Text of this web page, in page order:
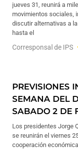
jueves 31, reunirá a
movimientos sociales,
discutir alternativas a
hasta el
Corresponsal de IPS
PREVISIONES
SEMANA DEL
SABADO 2 DE
Los presidentes Jorge
se reunirán el viernes
cooperación